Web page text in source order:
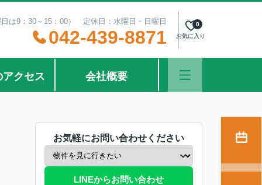
は9：30～15：00） 定休日：水曜日・日曜日
042-439-8871 お気に入り
0
アクセス 会社概要
お気軽にお問い合わせください
LINEからお問い合わせ